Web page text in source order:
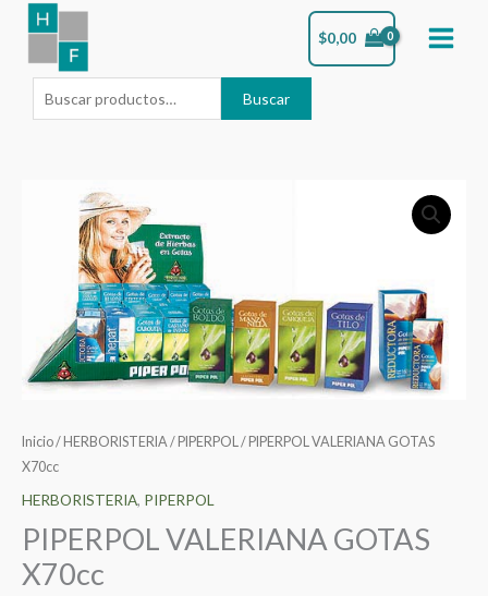
contenido
$0,00
Buscar
por:
Buscar
Inicio/ HERBORISTERIA / PIPERPOL / PIPERPOL VALERIANA GOTAS
X70cc
HERBORISTERIA, PIPERPOL
PIPERPOL VALERIANA GOTAS
X70cc
PIPERPOL
VALERIANA
cantidad